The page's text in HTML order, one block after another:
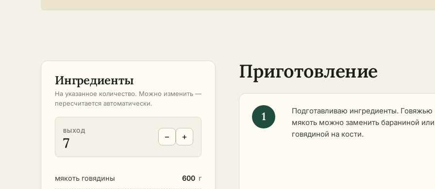
Ингредиенты
На указанное количество. Можно изменить —
пересчитается автоматически.
ВЫХОД
7 − +
мякоть говядины 600 г
Приготовление
Подготавливаю ингредиенты. Говяжью
мякоть можно заменить бараниной или
говядиной на кости.